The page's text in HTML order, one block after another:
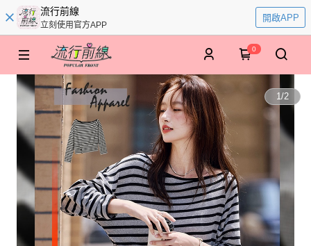
流行前線
立刻使用官方APP
開啟APP
0
1/2